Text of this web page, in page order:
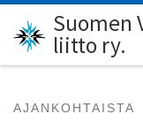
Skip to content
Suomen
liitto ry.
AJANKOHTAISTA